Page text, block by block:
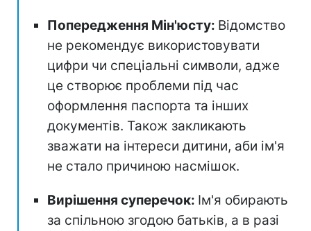
Попередження Мін'юсту: Відомство
не рекомендує використовувати
цифри чи спеціальні символи, адже
це створює проблеми під час
оформлення паспорта та інших
документів. Також закликають
зважати на інтереси дитини, аби ім'я
не стало причиною насмішок.
Вирішення суперечок: Ім'я обирають
за спільною згодою батьків, а в разі